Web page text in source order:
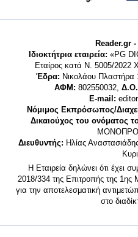
Reader.gr
Ιδιοκτήτρια εταιρεία: «PG
Εταίρος κατά Ν. 5005/2022
Έδρα: Νικολάου Πλαστήρα
ΑΦΜ: 802550032,
E-mail:
Νόμιμος Εκπρόσωπος/
Δικαιούχος του ονόματος
Διευθυντής: Ηλίας
Η Εταιρεία δηλώνει ότι έχει
2018/334 της Επιτροπής της 1ης
για την αποτελεσματική
στο